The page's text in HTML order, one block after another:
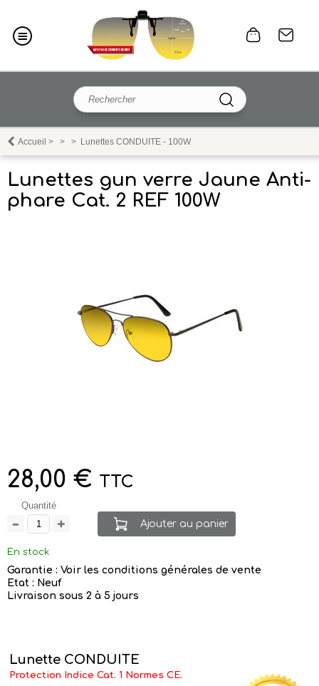
Accueil > > > Lunettes CONDUITE - 100W
Lunettes gun verre Jaune Anti-
phare Cat. 2 REF 100W
28,00 € TTC
Quantité
Ajouter au panier
En stock
Garantie : Voir les conditions générales de vente
Etat : Neuf
Livraison sous 2 à 5 jours
Lunette CONDUITE
Protection Indice Cat. 1 Normes CE.